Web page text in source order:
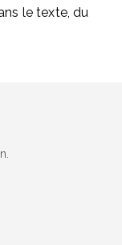
le texte, du